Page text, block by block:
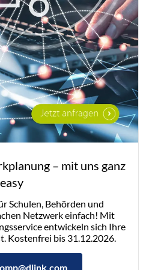
– mit uns ganz
easy
Schulen, Behörden und
Netzwerk einfach! Mit
entwickeln sich Ihre
Kostenfrei bis 31.12.2026.